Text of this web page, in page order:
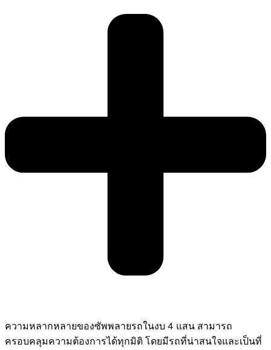
ความหลากหลายของซัพพลายรถในงบ 4 แสน สามารถ
ครอบคลุมความต้องการได้ทุกมิติ โดยมีรถที่น่าสนใจและเป็นที่